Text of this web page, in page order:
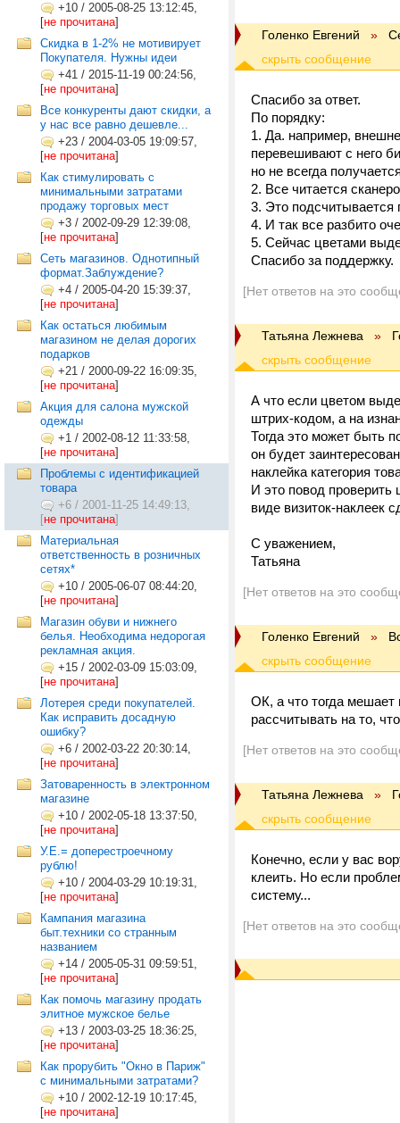
+10 / 2005-08-25 13:12:45,
[не прочитана]
Скидка в 1-2% не мотивирует
Покупателя. Нужны идеи
+41 / 2015-11-19 00:24:56,
[не прочитана]
Все конкуренты дают скидки, а
у нас все равно дешевле...
+23 / 2004-03-05 19:09:57,
[не прочитана]
Как стимулировать с
минимальными затратами
продажу торговых мест
+3 / 2002-09-29 12:39:08,
[не прочитана]
Сеть магазинов. Однотипный
формат.Заблуждение?
+4 / 2005-04-20 15:39:37,
[не прочитана]
Как остаться любимым
магазином не делая дорогих
подарков
+21 / 2000-09-22 16:09:35,
[не прочитана]
Акция для салона мужской
одежды
+1 / 2002-08-12 11:33:58,
[не прочитана]
Проблемы с идентификацией
товара
+6 / 2001-11-25 14:49:13,
[не прочитана]
Материальная
ответственность в розничных
сетях*
+10 / 2005-06-07 08:44:20,
[не прочитана]
Магазин обуви и нижнего
белья. Необходима недорогая
рекламная акция.
+15 / 2002-03-09 15:03:09,
[не прочитана]
Лотерея среди покупателей.
Как исправить досадную
ошибку?
+6 / 2002-03-22 20:30:14,
[не прочитана]
Затоваренность в электронном
магазине
+10 / 2002-05-18 13:37:50,
[не прочитана]
У.Е.= доперестроечному
рублю!
+10 / 2004-03-29 10:19:31,
[не прочитана]
Кампания магазина
быт.техники со странным
названием
+14 / 2005-05-31 09:59:51,
[не прочитана]
Как помочь магазину продать
элитное мужское белье
+13 / 2003-03-25 18:36:25,
[не прочитана]
Как прорубить "Окно в Париж"
с минимальными затратами?
+10 / 2002-12-19 10:17:45,
[не прочитана]
Голенко Евгений »
Спасибо за ответ.
По порядку:
1. Да. например,
перевешивают с него
но не всегда
2. Все читается
3. Это подсчитывается
4. И так все разбито
5. Сейчас цветами
Спасибо за поддержку.
[Нет ответов на это
Татьяна Лежнева »
А что если цветом
штрих-кодом, а на
Тогда это может быть
он будет
наклейка категория
И это повод проверить
виде визиток-наклеек
С уважением,
Татьяна
[Нет ответов на это
Голенко Евгений »
ОК, а что тогда мешает
рассчитывать на то,
[Нет ответов на это
Татьяна Лежнева »
Конечно, если у вас
клеить. Но если
систему...
[Нет ответов на это